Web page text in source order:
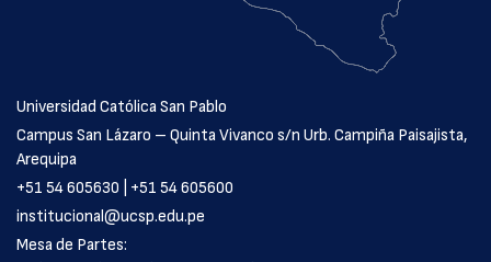
Universidad Católica San Pablo
Campus San Lázaro – Quinta Vivanco s/n Urb. Campiña Paisajista,
Arequipa
+51 54 605630 | +51 54 605600
institucional@ucsp.edu.pe
Mesa de Partes: